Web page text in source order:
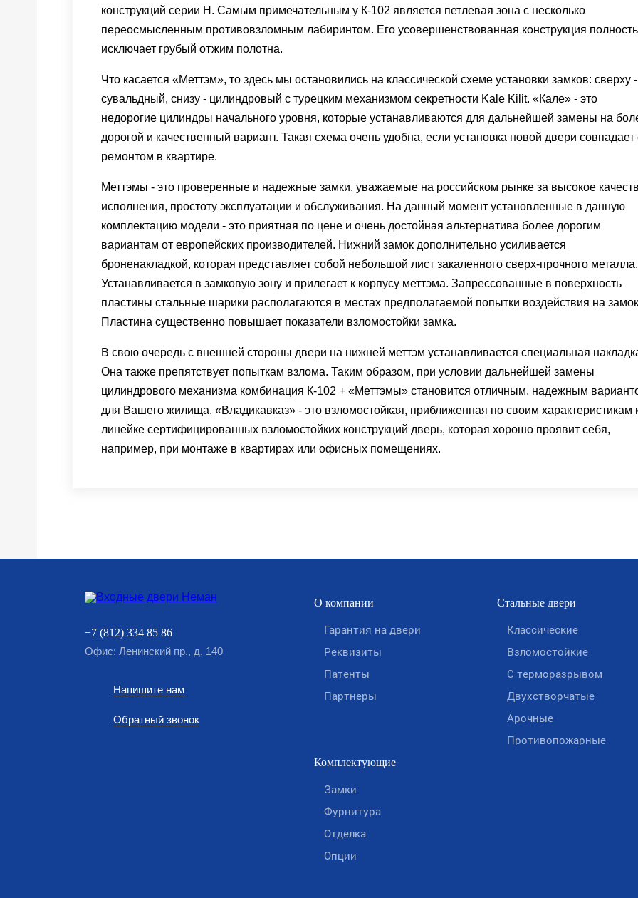
конструкций серии Н. Самым примечательным у К-102 является петлевая зона с несколько
переосмысленным противовзломным лабиринтом. Его усовершенствованная конструкция
исключает грубый отжим полотна.
Что касается «Меттэм», то здесь мы остановились на классической схеме установки замков: сверху -
сувальдный, снизу - цилиндровый с турецким механизмом секретности Kale Kilit. «Кале» - это
недорогие цилиндры начального уровня, которые устанавливаются для дальнейшей замены на
дорогой и качественный вариант. Такая схема очень удобна, если установка новой двери совпадает
ремонтом в квартире.
Меттэмы - это проверенные и надежные замки, уважаемые на российском рынке за высокое
исполнения, простоту эксплуатации и обслуживания. На данный момент установленные в данную
комплектацию модели - это приятная по цене и очень достойная альтернатива более дорогим
вариантам от европейских производителей. Нижний замок дополнительно усиливается
броненакладкой, которая представляет собой небольшой лист закаленного сверх-прочного металла.
Устанавливается в замковую зону и прилегает к корпусу меттэма. Запрессованные в поверхность
пластины стальные шарики располагаются в местах предполагаемой попытки воздействия на
Пластина существенно повышает показатели взломостойки замка.
В свою очередь с внешней стороны двери на нижней меттэм устанавливается специальная
Она также препятствует попыткам взлома. Таким образом, при условии дальнейшей замены
цилиндрового механизма комбинация К-102 + «Меттэмы» становится отличным, надежным
для Вашего жилища. «Владикавказ» - это взломостойкая, приближенная по своим характеристикам
линейке сертифицированных взломостойких конструкций дверь, которая хорошо проявит себя,
например, при монтаже в квартирах или офисных помещениях.
+7 (812) 334 85 86
Офис: Ленинский пр., д. 140
Напишите нам
Обратный звонок
О компании
Гарантия на двери
Реквизиты
Патенты
Партнеры
Стальные двери
Классические
Взломостойкие
С терморазрывом
Двухстворчатые
Арочные
Противопожарные
Комплектующие
Замки
Фурнитура
Отделка
Опции